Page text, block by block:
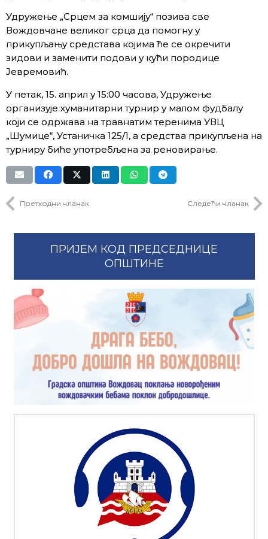
Удружење „Срцем за комшију“ позива све
Вождовчане великог срца да помогну у
прикупљању средстава којима ће се окречити
зидови и заменити подови у кући породице
Јевремовић.
У петак, 15. април у 15:00 часова, Удружење
организује хуманитарни турнир у малом фудбалу
који се одржава на травнатим теренима УВЦ
„Шумице“, Устаничка 125/1, а средства прикупљена на
турниру биће употребљена за реновирање.
Претходни чланак Следећи чланак
ПРИЈЕМ КОД ПРЕДСЕДНИЦЕ
ОПШТИНЕ